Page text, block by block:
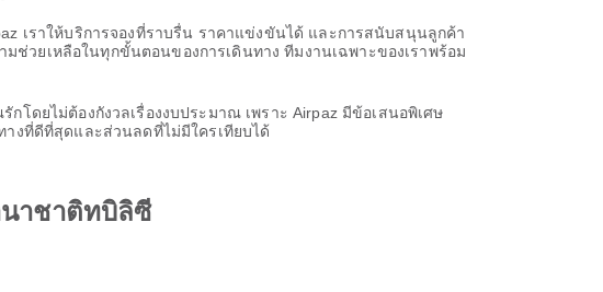
เราให้บริการจองที่ราบรื่น ราคาแข่งขันได้ และการสนับสนุนลูกค้า
วยเหลือในทุกขั้นตอนของการเดินทาง ทีมงานเฉพาะของเราพร้อม
ดยไม่ต้องกังวลเรื่องงบประมาณ เพราะ Airpaz มีข้อเสนอพิเศษ
งที่ดีที่สุดและส่วนลดที่ไม่มีใครเทียบได้
นาชาติทบิลิซี